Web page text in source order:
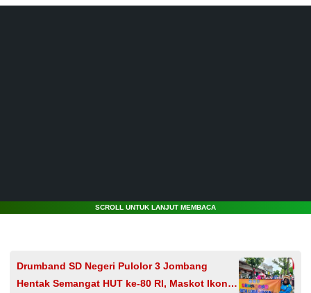
SCROLL UNTUK LANJUT MEMBACA
Drumband SD Negeri Pulolor 3 Jombang
Hentak Semangat HUT ke-80 RI, Maskot Ikonik